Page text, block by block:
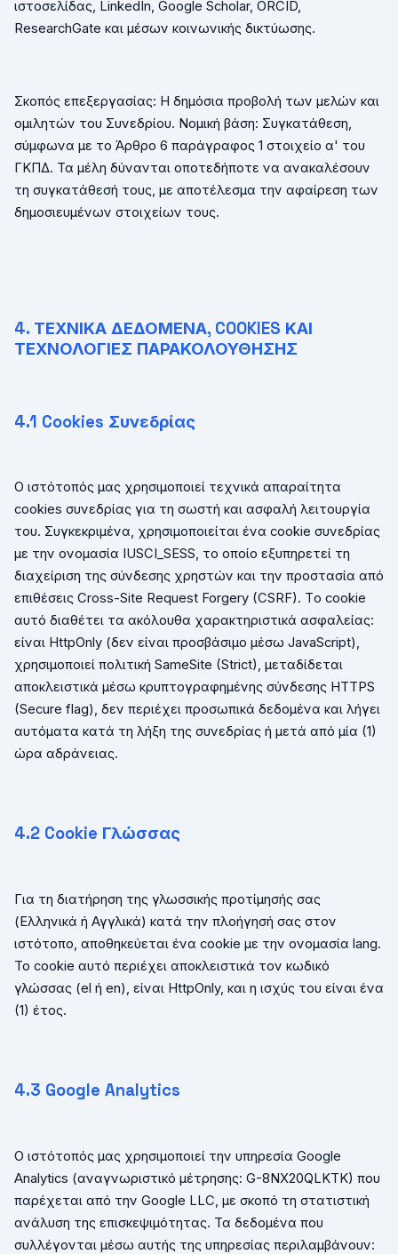
ιστοσελίδας, LinkedIn, Google Scholar, ORCID,
ResearchGate και μέσων κοινωνικής δικτύωσης.
Σκοπός επεξεργασίας: Η δημόσια προβολή των μελών και
ομιλητών του Συνεδρίου. Νομική βάση: Συγκατάθεση,
σύμφωνα με το Άρθρο 6 παράγραφος 1 στοιχείο α' του
ΓΚΠΔ. Τα μέλη δύνανται οποτεδήποτε να ανακαλέσουν
τη συγκατάθεσή τους, με αποτέλεσμα την αφαίρεση των
δημοσιευμένων στοιχείων τους.
4. ΤΕΧΝΙΚΑ ΔΕΔΟΜΕΝΑ, COOKIES ΚΑΙ
ΤΕΧΝΟΛΟΓΙΕΣ ΠΑΡΑΚΟΛΟΥΘΗΣΗΣ
4.1 Cookies Συνεδρίας
Ο ιστότοπός μας χρησιμοποιεί τεχνικά απαραίτητα
cookies συνεδρίας για τη σωστή και ασφαλή λειτουργία
του. Συγκεκριμένα, χρησιμοποιείται ένα cookie συνεδρίας
με την ονομασία IUSCI SESS, το οποίο εξυπηρετεί τη
διαχείριση της σύνδεσης χρηστών και την προστασία από
επιθέσεις Cross-Site Request Forgery (CSRF). Tο cookie
αυτό διαθέτει τα ακόλουθα χαρακτηριστικά ασφαλείας:
είναι HttpOnly (δεν είναι προσβάσιμο μέσω JavaScript),
χρησιμοποιεί πολιτική SameSite (Strict), μεταδίδεται
αποκλειστικά μέσω κρυπτογραφημένης σύνδεσης HTTPS
(Secure flag), δεν περιέχει προσωπικά δεδομένα και λήγει
αυτόματα κατά τη λήξη της συνεδρίας ή μετά από μία (1)
ώρα αδράνειας.
4.2 Cookie Γλώσσας
Για τη διατήρηση της γλωσσικής προτίμησής σας
(Ελληνικά ή Αγγλικά) κατά την πλοήγησή σας στον
ιστότοπο, αποθηκεύεται ένα cookie με την ονομασία lang.
Το cookie αυτό περιέχει αποκλειστικά τον κωδικό
γλώσσας (el ή en), είναι HttpOnly, και η ισχύς του είναι ένα
(1) έτος.
4.3 Google Analytics
Ο ιστότοπός μας χρησιμοποιεί την υπηρεσία Google
Analytics (αναγνωριστικό μέτρησης: G-8NX20QLKTK) που
παρέχεται από την Google LLC , με σκοπό τη στατιστική
ανάλυση της επισκεψιμότητας. Τα δεδομένα που
συλλέγονται μέσω αυτής της υπηρεσίας περιλαμβάνουν: